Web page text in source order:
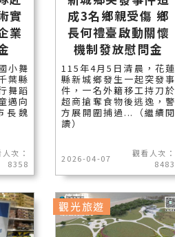
實
業
小舞
葉縣
舞蹈
邁向
長魏
次：
8358
成3名鄉親受傷 鄉
長何禮臺啟動關懷
機制發放慰問金
115年4月5日清晨，花蓮
縣新城鄉發生一起突發事
件，一名外籍移工持刀於
超商搶奪食物後逃逸，警
方展開圍捕過...（繼續閱
讀）
2026-04-07
觀看人次：
8483
觀光旅遊